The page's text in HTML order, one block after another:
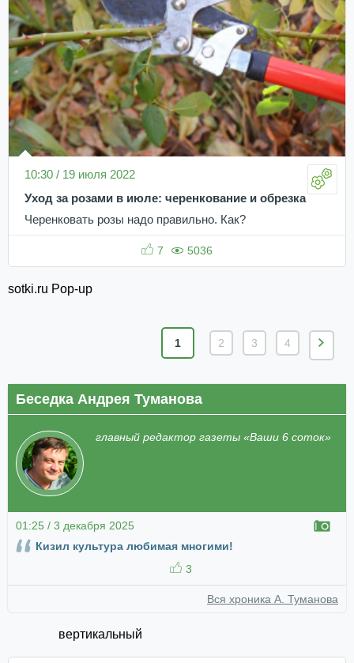
10:30 / 19 июля 2022
Уход за розами в июле: черенкование и обрезка
Черенковать розы надо правильно. Как?
7 5036
sotki.ru Pop-up
1 2 3 4
Беседка Андрея Туманова
главный редактор газеты «Ваши 6 соток»
01:25 / 3 декабря 2025
Кизил культура любимая многими!
3
Вся хроника А. Туманова
вертикальный